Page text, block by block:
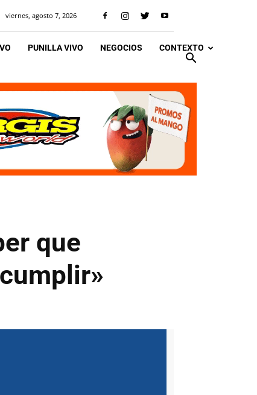
viernes, agosto 7, 2026
PUNILLA VIVO NEGOCIOS CONTEXTO
que